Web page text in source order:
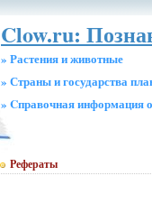
Clow.ru:
» Растения и животные
» Страны и государства
» Cправочная информация
Рефераты